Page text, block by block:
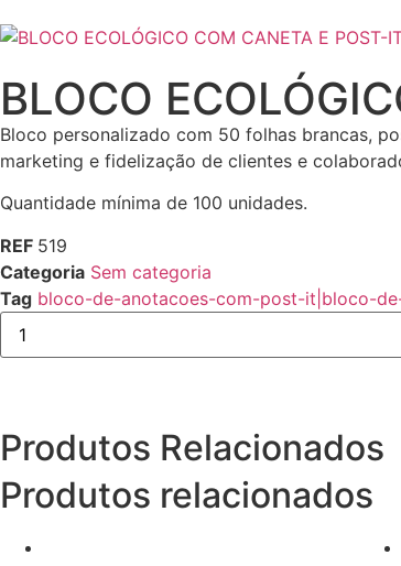
BLOCO
Bloco personalizado com 50 folhas brancas,
marketing e fidelização de clientes e
Quantidade mínima de 100 unidades.
REF 519
Categoria Sem categoria
Tag bloco-de-anotacoes-com-post-it|bloco-
Produtos Relacionados
Produtos relacionados